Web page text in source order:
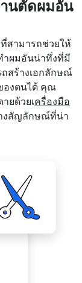
นตัดผมอัน
สามารถช่วยให้
ำผมอันน่าทึ่งที่มี
สร้างเอกลักษณ์
องตนได้ คุณ
ยด้วยเครื่องมือ
างสัญลักษณ์ที่น่า